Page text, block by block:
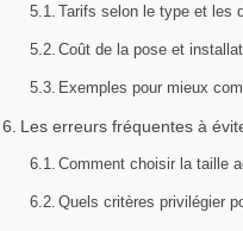
Tarifs selon le type et les
Coût de la pose et
Exemples pour mieux
Les erreurs fréquentes à
Comment choisir la taille
Quels critères privilégier